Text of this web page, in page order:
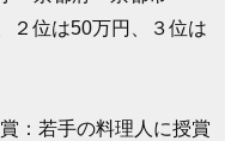
２位は50万円、３位は
：若手の料理人に授賞